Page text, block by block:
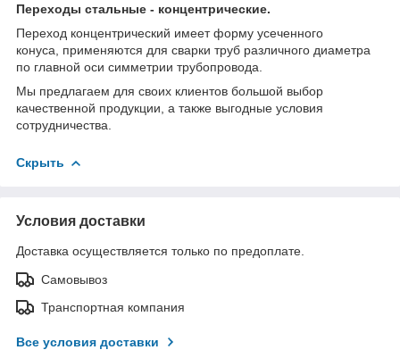
Переходы стальные - концентрические.
Переход концентрический имеет форму усеченного
конуса, применяются для сварки труб различного диаметра
по главной оси симметрии трубопровода.
Мы предлагаем для своих клиентов большой выбор
качественной продукции, а также выгодные условия
сотрудничества.
Скрыть
Условия доставки
Доставка осуществляется только по предоплате.
Самовывоз
Транспортная компания
Все условия доставки